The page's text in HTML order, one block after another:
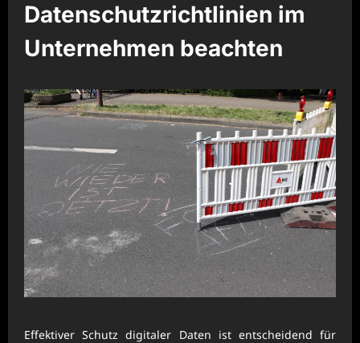
Datenschutzrichtlinien im
Unternehmen beachten
Effektiver Schutz digitaler Daten ist entscheidend für